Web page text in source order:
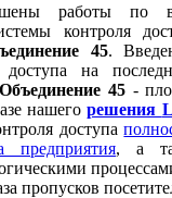
работы по
контроля
45.
доступа на
45 -
нашегорешения
доступа
предприятия, а
пропусков